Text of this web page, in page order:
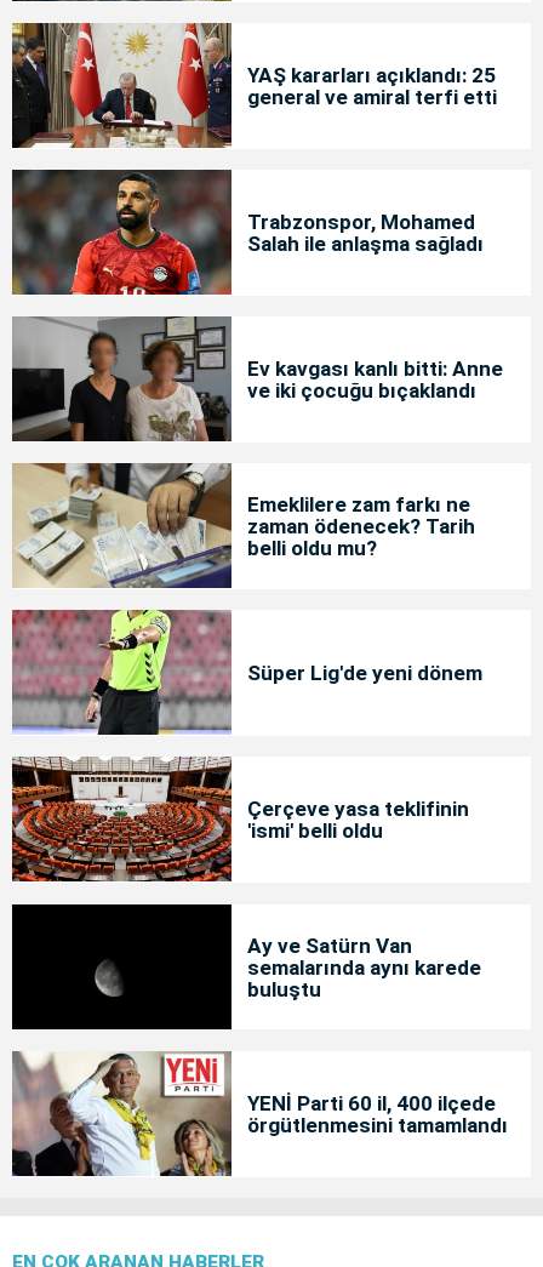
YAŞ kararları açıklandı: 25
general ve amiral terfi etti
Trabzonspor, Mohamed
Salah ile anlaşma sağladı
Ev kavgası kanlı bitti: Anne
ve iki çocuğu bıçaklandı
Emeklilere zam farkı ne
zaman ödenecek? Tarih
belli oldu mu?
Süper Lig'de yeni dönem
Çerçeve yasa teklifinin
'ismi' belli oldu
Ay ve Satürn Van
semalarında aynı karede
buluştu
YENİ Parti 60 il, 400 ilçede
örgütlenmesini tamamlandı
EN ÇOK ARANAN HABERLER